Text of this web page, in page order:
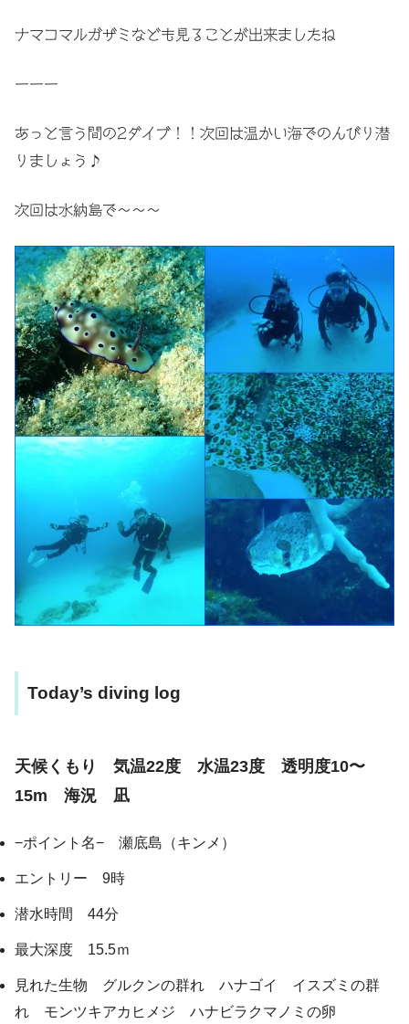
ナマコマルガザミなども見ることが出来ましたね
ーーー
あっと言う間の2ダイブ！！次回は温かい海でのんびり潜
りましょう♪
次回は水納島で〜〜〜
Today’s diving log
天候くもり 気温22度 水温23度 透明度10〜
15m 海況 凪
−ポイント名− 瀬底島（キンメ）
エントリー 9時
潜水時間 44分
最大深度 15.5ｍ
見れた生物 グルクンの群れ ハナゴイ イスズミの群
れ モンツキアカヒメジ ハナビラクマノミの卵